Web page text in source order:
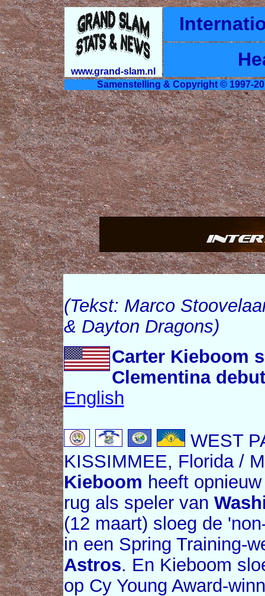
www.grand-slam.nl
Samenstelling & Copyright © 1997-
(Tekst: Marco
& Dayton Dragons)
Carter Kieboom
Clementina
English
WEST
KISSIMMEE, Florida /
Kieboom heeft
rug als speler van
(12 maart) sloeg de
in een Spring Training-
Astros. En Kieboom
op Cy Young Award-